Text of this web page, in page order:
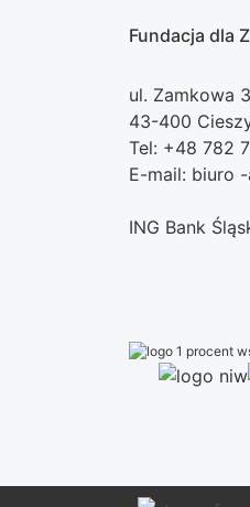
Fundacja dla
ul. Zamkowa
43-400
Tel: +48 782
E-mail: biuro
ING Bank